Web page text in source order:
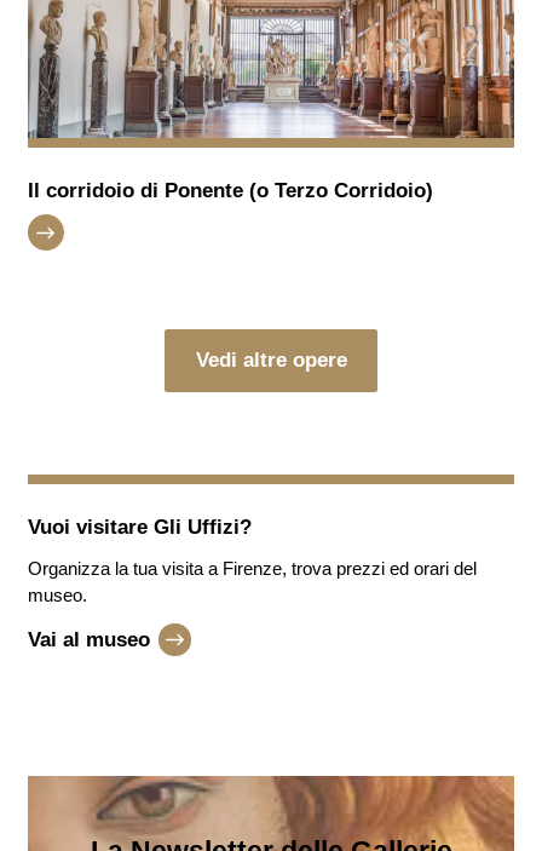
Il corridoio di Ponente (o Terzo Corridoio)
Vedi altre opere
Vuoi visitare Gli Uffizi?
Organizza la tua visita a Firenze, trova prezzi ed orari del
museo.
Vai al museo